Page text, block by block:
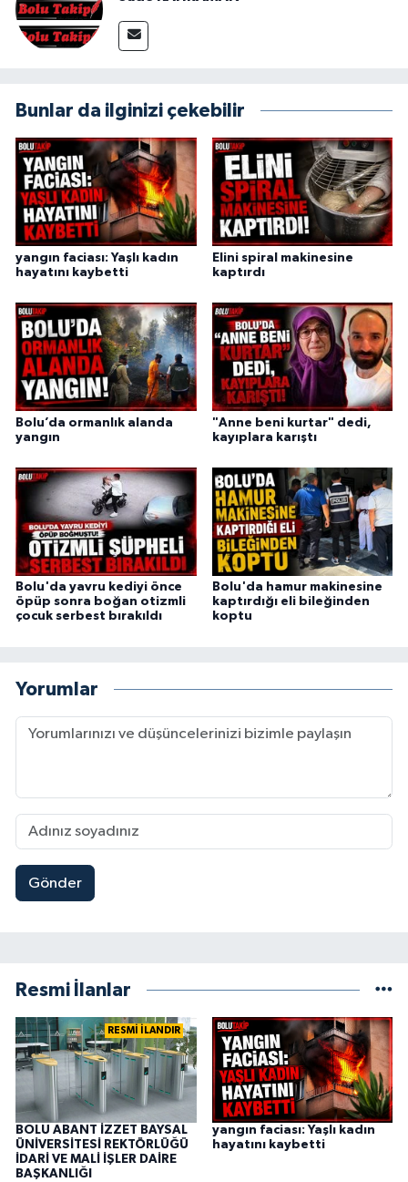
Bunlar da ilginizi çekebilir
yangın faciası: Yaşlı kadın
hayatını kaybetti
Elini spiral makinesine
kaptırdı
Bolu’da ormanlık alanda
yangın
"Anne beni kurtar" dedi,
kayıplara karıştı
Bolu'da yavru kediyi önce
öpüp sonra boğan otizmli
çocuk serbest bırakıldı
Bolu'da hamur makinesine
kaptırdığı eli bileğinden
koptu
Yorumlar
Gönder
Resmi İlanlar
RESMİ İLANDIR
BOLU ABANT İZZET BAYSAL
ÜNİVERSİTESİ REKTÖRLÜĞÜ
İDARİ VE MALİ İŞLER DAİRE
BAŞKANLIĞI
yangın faciası: Yaşlı kadın
hayatını kaybetti